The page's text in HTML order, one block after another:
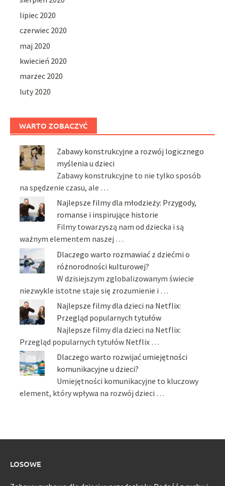
lipiec 2020
czerwiec 2020
maj 2020
kwiecień 2020
marzec 2020
luty 2020
WARTO ZOBACZYĆ
Zabawy konstrukcyjne a rozwój logicznego
myślenia u dzieci
Zabawy konstrukcyjne to nie tylko sposób
na spędzenie czasu, ale …
Najlepsze filmy dla młodzieży: Przygody,
romanse i inspirujące historie
Filmy towarzyszą nam od dziecka i są
ważnym elementem naszej …
Dlaczego warto rozmawiać z dziećmi o
różnorodności kulturowej?
W dzisiejszym zglobalizowanym świecie
niezwykle istotne staje się zrozumienie i …
Najlepsze filmy dla dzieci na Netflix:
Przegląd popularnych tytułów
Najlepsze filmy dla dzieci na Netflix:
Przegląd popularnych tytułów Netflix …
Dlaczego warto rozwijać umiejętności
komunikacyjne u dzieci?
Umiejętności komunikacyjne to kluczowy
element, który wpływa na rozwój dzieci …
LOSOWE